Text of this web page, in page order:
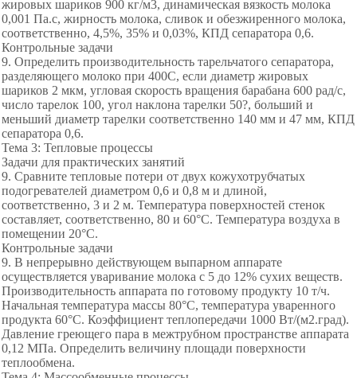
жировых шариков 900 кг/м3, динамическая вязкость молока
0,001 Па.с, жирность молока, сливок и обезжиренного молока,
соответственно, 4,5%, 35% и 0,03%, КПД сепаратора 0,6.
Контрольные задачи
9. Определить производительность тарельчатого сепаратора,
разделяющего молоко при 400С, если диаметр жировых
шариков 2 мкм, угловая скорость вращения барабана 600 рад/с,
число тарелок 100, угол наклона тарелки 50?, больший и
меньший диаметр тарелки соответственно 140 мм и 47 мм, КПД
сепаратора 0,6.
Тема 3: Тепловые процессы
Задачи для практических занятий
9. Сравните тепловые потери от двух кожухотрубчатых
подогревателей диаметром 0,6 и 0,8 м и длиной,
соответственно, 3 и 2 м. Температура поверхностей стенок
составляет, соответственно, 80 и 60°С. Температура воздуха в
помещении 20°С.
Контрольные задачи
9. В непрерывно действующем выпарном аппарате
осуществляется уваривание молока с 5 до 12% сухих веществ.
Производительность аппарата по готовому продукту 10 т/ч.
Начальная температура массы 80°С, температура уваренного
продукта 60°С. Коэффициент теплопередачи 1000 Вт/(м2.град).
Давление греющего пара в межтрубном пространстве аппарата
0,12 МПа. Определить величину площади поверхности
теплообмена.